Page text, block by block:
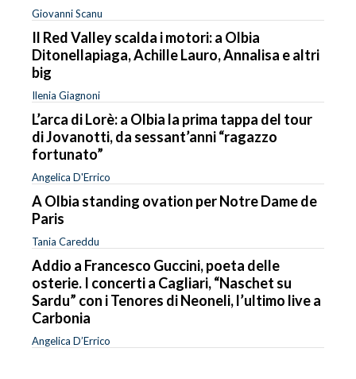
Giovanni Scanu
Il Red Valley scalda i motori: a Olbia
Ditonellapiaga, Achille Lauro, Annalisa e altri
big
Ilenia Giagnoni
L’arca di Lorè: a Olbia la prima tappa del tour
di Jovanotti, da sessant’anni “ragazzo
fortunato”
Angelica D'Errico
A Olbia standing ovation per Notre Dame de
Paris
Tania Careddu
Addio a Francesco Guccini, poeta delle
osterie. I concerti a Cagliari, “Naschet su
Sardu” con i Tenores di Neoneli, l’ultimo live a
Carbonia
Angelica D’Errico